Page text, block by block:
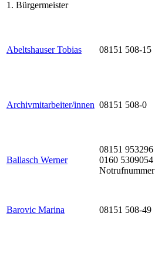
1. Bürgermeister
Abeltshauser Tobias 08151 508-15
Archivmitarbeiter/innen 08151 508-0
Ballasch Werner
08151 953296
0160 5309054
Notrufnummer
Barovic Marina 08151 508-49